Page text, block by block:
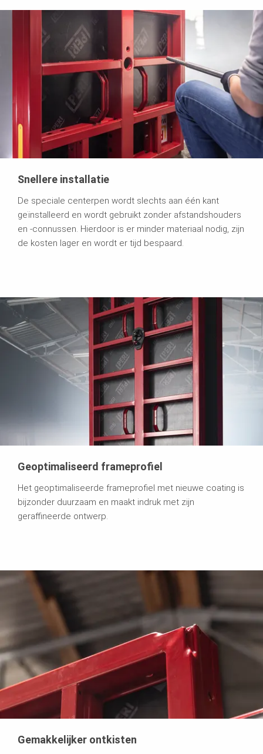
Snellere installatie
De speciale centerpen wordt slechts aan één kant
geïnstalleerd en wordt gebruikt zonder afstandshouders
en -connussen. Hierdoor is er minder materiaal nodig, zijn
de kosten lager en wordt er tijd bespaard.
Geoptimaliseerd frameprofiel
Het geoptimaliseerde frameprofiel met nieuwe coating is
bijzonder duurzaam en maakt indruk met zijn
geraffineerde ontwerp.
Gemakkelijker ontkisten